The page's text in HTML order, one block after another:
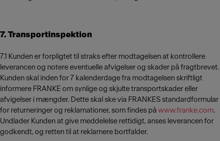
7. Transportinspektion
7.1 Kunden er forpligtet til straks efter modtagelsen at kontrollere
leverancen og notere eventuelle afvigelser og skader på fragtbrevet.
Kunden skal inden for 7 kalenderdage fra modtagelsen skriftligt
informere FRANKE om synlige og skjulte transportskader eller
afvigelser i mængder. Dette skal ske via FRANKES standardformular
for returneringer og reklamationer, som findes på www.franke.com.
Undlader Kunden at give meddelelse rettidigt, anses leverancen for
godkendt, og retten til at reklamere bortfalder.